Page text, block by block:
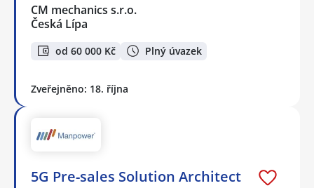
CM mechanics s.r.o.
Česká Lípa
od 60 000 Kč Plný úvazek
Zveřejněno: 18. října
5G Pre-sales Solution Architect